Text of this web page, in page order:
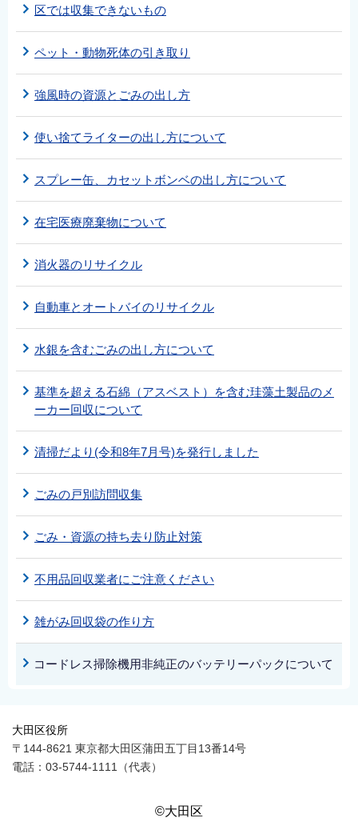
区では収集できないもの
ペット・動物死体の引き取り
強風時の資源とごみの出し方
使い捨てライターの出し方について
スプレー缶、カセットボンベの出し方について
在宅医療廃棄物について
消火器のリサイクル
自動車とオートバイのリサイクル
水銀を含むごみの出し方について
基準を超える石綿（アスベスト）を含む珪藻土製品のメ
ーカー回収について
清掃だより(令和8年7月号)を発行しました
ごみの戸別訪問収集
ごみ・資源の持ち去り防止対策
不用品回収業者にご注意ください
雑がみ回収袋の作り方
コードレス掃除機用非純正のバッテリーパックについて
大田区役所
〒144-8621 東京都大田区蒲田五丁目13番14号
電話：03-5744-1111（代表）
©大田区